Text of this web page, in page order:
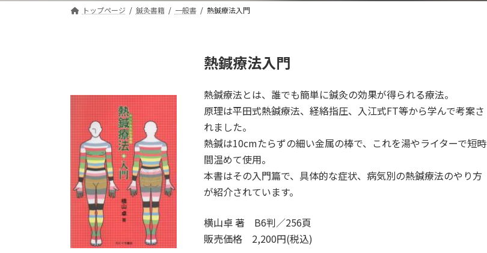
トップページ 鍼灸書籍 一般書 熱鍼療法入門
熱鍼療法入門
熱鍼療法とは、誰でも簡単に鍼灸の効果が得られる療法。
原理は平田式熱鍼療法、経絡指圧、入江式FT等から学んで考案さ
れました。
熱鍼は10cmたらずの細い金属の棒で、これを湯やライターで短時
間温めて使用。
本書はその入門篇で、具体的な症状、病気別の熱鍼療法のやり方
が紹介されています。
横山卓 著 B6判／256頁
販売価格 2,200円(税込)